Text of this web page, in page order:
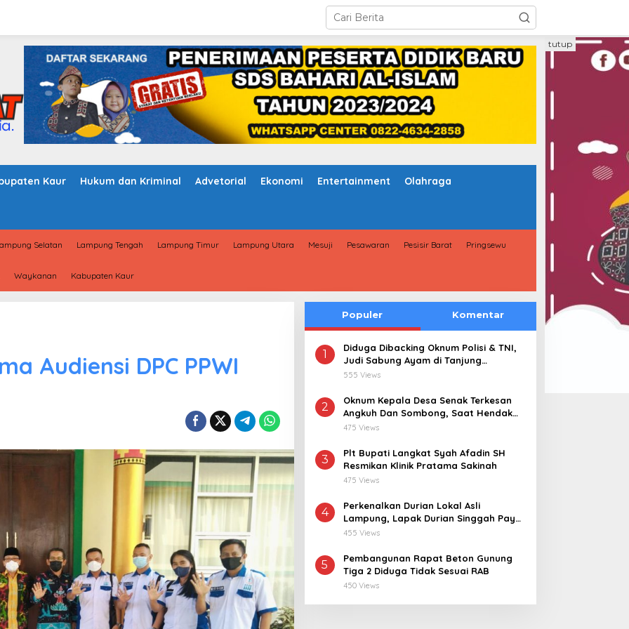
Kaur Hukum dan Kriminal Advetorial Ekonomi Entertainment Olahraga
Selatan Lampung Tengah Lampung Timur Lampung Utara Mesuji Pesawaran Pesisir Barat Pringsewu
Waykanan Kabupaten Kaur
tutup
Audiensi DPC PPWI
Populer Komentar
1
Diduga Dibacking Oknum Polisi & TNI,
Judi Sabung Ayam di Tanjung
Kemuning “Kebal Hukum”
555 Views
2
Oknum Kepala Desa Senak Terkesan
Angkuh Dan Sombong, Saat Hendak
Dikonfirmasi Realisasi Dana Desa 2021-
475 Views
3
Plt Bupati Langkat Syah Afadin SH
Resmikan Klinik Pratama Sakinah
475 Views
4
Perkenalkan Durian Lokal Asli
Lampung, Lapak Durian Singgah Pay
kini Hadir di Lampung Timur
455 Views
5
Pembangunan Rapat Beton Gunung
Tiga 2 Diduga Tidak Sesuai RAB
450 Views